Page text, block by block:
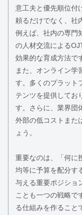
意工夫と優先順位付
頼るだけでなく、社
例えば、社内の専門
の人材交流による
効果的な育成方法で
また、オンライン学
す。多くのプラット
テンツを提供してお
す。さらに、業界団
外部の低コストまた
ょう。
重要なのは、「何に
均等に予算を配分す
与える重要ポジショ
ことも一つの戦略で
る仕組みを作ること